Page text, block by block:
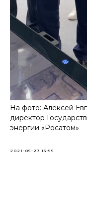
На фото: Алексей
директор
энергии «Росатом»
2021-05-23 13:55